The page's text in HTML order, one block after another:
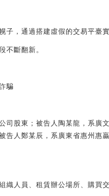
，通過搭建虛假的交易平臺實
不斷翻新。
騙
司股東；被告人陶某龍，系廣
告人鄭某辰，系廣東省惠州惠
人員、租賃辦公場所、購買